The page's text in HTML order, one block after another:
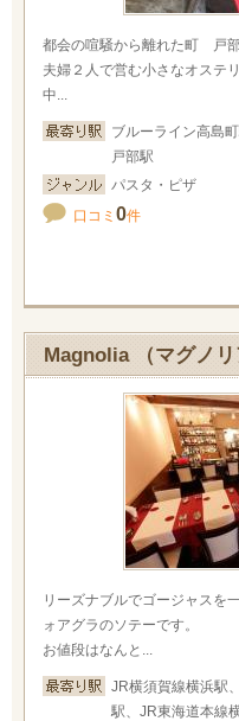
都会の喧騒から離れた町 戸
夫婦２人で営む小さなオステ
中...
ブルーライン高島
戸部駅
パスタ・ピザ
口コミ 0件
Magnolia （マグノリ
リーズナブルでゴージャスを
ォアグラのソテーです。
お値段はなんと...
JR横須賀線横浜駅
駅、JR東海道本線